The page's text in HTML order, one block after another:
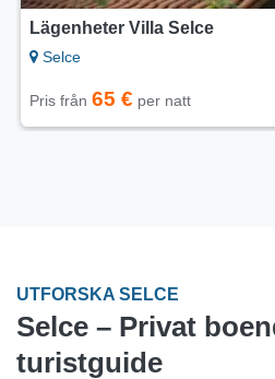
Lägenheter DOMINO
Selce
Pris från 65 € per natt
UTFORSKA SELCE
Selce – Privat
turistguide